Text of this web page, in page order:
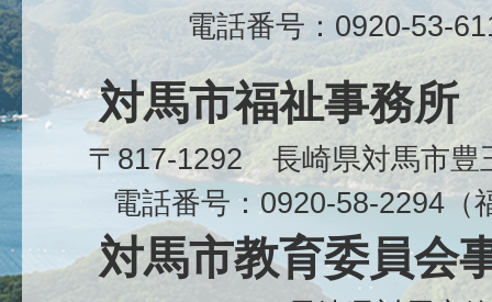
電話番号：0920-53-
対馬市福祉事務所
〒817-1292 長崎県対馬市
電話番号：0920-58-2294（
対馬市教育委員会